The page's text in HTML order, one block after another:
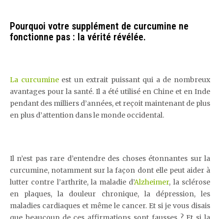
Pourquoi votre supplément de curcumine ne
fonctionne pas : la vérité révélée.
La curcumineest un extrait puissant qui a de nombreux
avantages pour la santé. Il a été utilisé en Chine et en Inde
pendant des milliers d’années, et reçoit maintenant de plus
en plus d’attention dans le monde occidental.
Il n’est pas rare d’entendre des choses étonnantes sur la
curcumine, notamment sur la façon dont elle peut aider à
lutter contre l’arthrite, la maladie d’Alzheimer, la sclérose
en plaques, la douleur chronique, la dépression, les
maladies cardiaques et même le cancer. Et si je vous disais